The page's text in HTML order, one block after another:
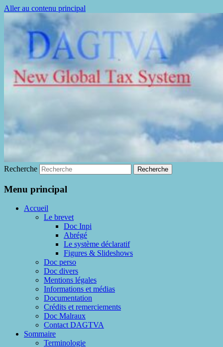
Aller au contenu principal
DAGTVA
La fin de la fraude à la TVA
Recherche
Menu principal
Accueil
Le brevet
Doc Inpi
Abrégé
Le système déclaratif
Figures & Slideshows
Doc perso
Doc divers
Mentions légales
Informations et médias
Documentation
Crédits et remerciements
Doc Malraux
Contact DAGTVA
Sommaire
Terminologie